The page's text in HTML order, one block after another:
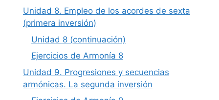
Unidad 8. Empleo de los acordes de sexta
(primera inversión)
Unidad 8 (continuación)
Ejercicios de Armonía 8
Unidad 9. Progresiones y secuencias
armónicas. La segunda inversión